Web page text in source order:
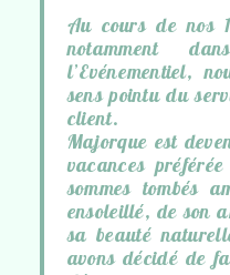
Au cours de nos
notamment
l’Evénementiel,
sens pointu du
client.
Majorque est
vacances
sommes tombés
ensoleillé, de son
sa beauté
avons décidé de